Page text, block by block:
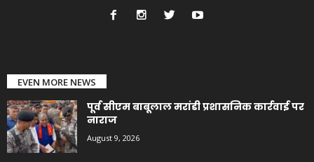
EVEN MORE NEWS
पूर्व सीएम बाबूलाल मरांडी प्रशासनिक कार्रवाई पर
नाराज
August 9, 2026